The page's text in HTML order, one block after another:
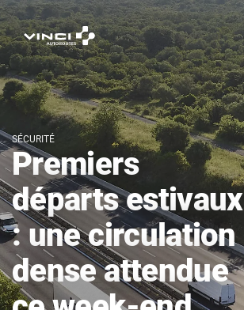
SÉCURITÉ
Premiers
départs estivaux
: une circulation
dense attendue